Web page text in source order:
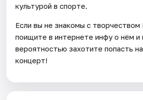
культурой в спорте.
Если вы не знакомы с
поищите в интернете инфу о нём и
вероятностью захотите попасть
концерт!